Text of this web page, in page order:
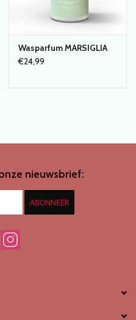
Wasparfum MARSIGLIA
€24,99
nieuwsbrief:
ABONNEER